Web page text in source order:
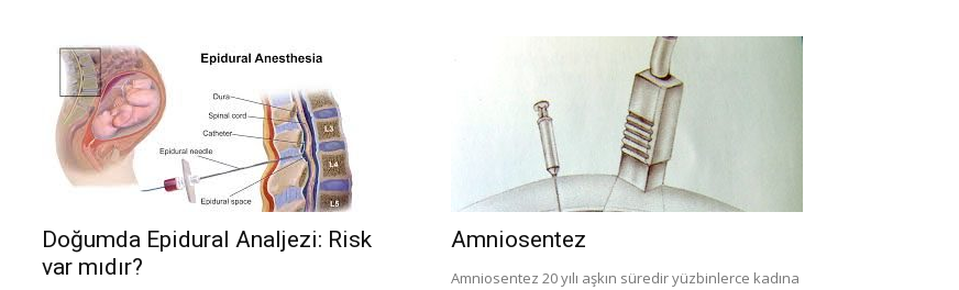
Doğumda Epidural Analjezi: Risk
var mıdır?
Amniosentez
Amniosentez 20 yılı aşkın süredir yüzbinlerce kadına